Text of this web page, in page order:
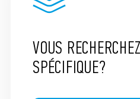
VOUS
SPÉCIFIQUE?